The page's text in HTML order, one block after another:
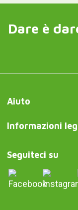
Dare è
Aiuto
Informazioni
Seguiteci su